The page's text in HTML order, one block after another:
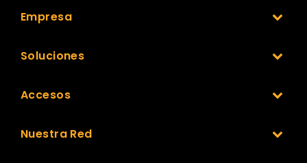
Empresa
Soluciones
Accesos
Nuestra Red